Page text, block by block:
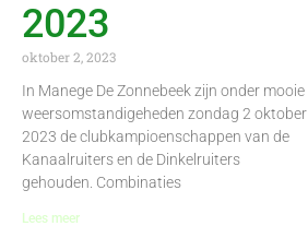
2023
oktober 2, 2023
In Manege De Zonnebeek zijn onder mooie
weersomstandigeheden zondag 2 oktober
2023 de clubkampioenschappen van de
Kanaalruiters en de Dinkelruiters
gehouden. Combinaties
Lees meer